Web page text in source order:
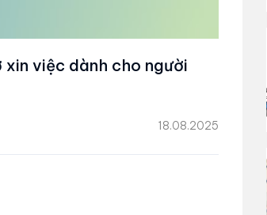
việc dành cho người
18.08.2025